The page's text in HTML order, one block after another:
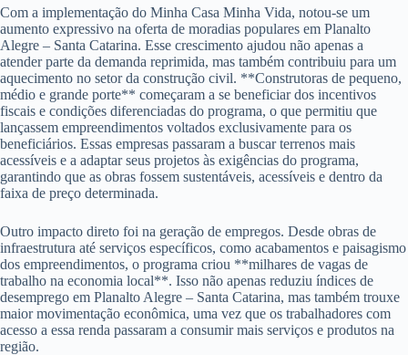
Com a implementação do Minha Casa Minha Vida, notou-se um
aumento expressivo na oferta de moradias populares em Planalto
Alegre – Santa Catarina. Esse crescimento ajudou não apenas a
atender parte da demanda reprimida, mas também contribuiu para um
aquecimento no setor da construção civil. **Construtoras de pequeno,
médio e grande porte** começaram a se beneficiar dos incentivos
fiscais e condições diferenciadas do programa, o que permitiu que
lançassem empreendimentos voltados exclusivamente para os
beneficiários. Essas empresas passaram a buscar terrenos mais
acessíveis e a adaptar seus projetos às exigências do programa,
garantindo que as obras fossem sustentáveis, acessíveis e dentro da
faixa de preço determinada.
Outro impacto direto foi na geração de empregos. Desde obras de
infraestrutura até serviços específicos, como acabamentos e paisagismo
dos empreendimentos, o programa criou **milhares de vagas de
trabalho na economia local**. Isso não apenas reduziu índices de
desemprego em Planalto Alegre – Santa Catarina, mas também trouxe
maior movimentação econômica, uma vez que os trabalhadores com
acesso a essa renda passaram a consumir mais serviços e produtos na
região.